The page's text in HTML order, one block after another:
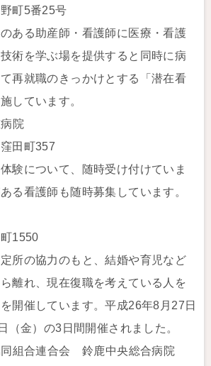
町5番25号
ある助産師・看護師に医療・看護
術を学ぶ場を提供すると同時に病
再就職のきっかけとする「潜在看
しています。
院
田町357
験について、随時受け付けていま
る看護師も随時募集しています。
1550
所の協力のもと、結婚や育児など
離れ、現在復職を考えている人を
開催しています。平成26年8月27日
（金）の3日間開催されました。
組合連合会 鈴鹿中央総合病院